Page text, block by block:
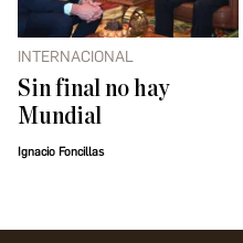
INTERNACIONAL
Sin final no hay
Mundial
Ignacio Foncillas